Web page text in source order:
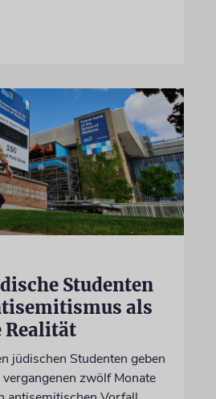
Studenten
als
jüdischen Studenten geben
zwölf Monate